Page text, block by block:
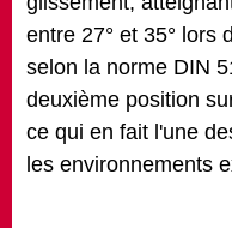
entre 27° et 35° lors
selon la norme DIN
deuxième position
ce qui en fait l'une
les environnements